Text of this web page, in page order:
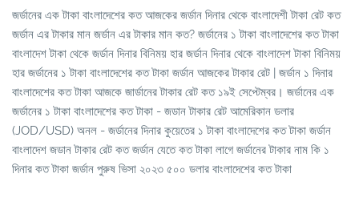
জর্ডানের এক টাকা বাংলাদেশের কত আজকের জর্ডান দিনার থেকে বাংলাদেশী টাকা রেট কত
জর্ডান এর টাকার মান জর্ডান এর টাকার মান কত? জর্ডানের ১ টাকা বাংলাদেশের কত টাকা
বাংলাদেশ টাকা থেকে জর্ডান দিনার বিনিময় হার জর্ডান দিনার থেকে বাংলাদেশ টাকা বিনিময়
হার জর্ডানের ১ টাকা বাংলাদেশের কত টাকা জর্ডান আজকের টাকার রেট | জর্ডান ১ দিনার
বাংলাদেশের কত টাকা আজকে জার্ডানের টাকার রেট কত ১৯ই সেপ্টেম্বর। জর্ডানের এক
জর্ডানের ১ টাকা বাংলাদেশের কত টাকা - জডান টাকার রেট আমেরিকান ডলার
(JOD/USD) অনল - জর্ডানের দিনার কুয়েতের ১ টাকা বাংলাদেশের কত টাকা জর্ডান
বাংলাদেশ জডান টাকার রেট কত জর্ডান যেতে কত টাকা লাগে জর্ডানের টাকার নাম কি ১
দিনার কত টাকা জর্ডান পুরুষ ভিসা ২০২৩ ৫০০ ডলার বাংলাদেশের কত টাকা